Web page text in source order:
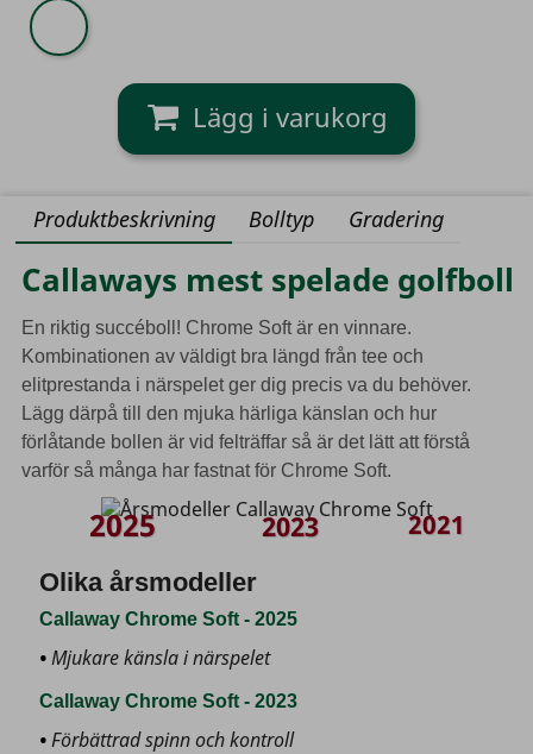
Stripe
TruTrack
USA
Produktbeskrivning Bolltyp Gradering
Callaways mest spelade golfboll
En riktig succéboll! Chrome Soft är en vinnare.
Kombinationen av väldigt bra längd från tee och
elitprestanda i närspelet ger dig precis va du behöver.
Lägg därpå till den mjuka härliga känslan och hur
förlåtande bollen är vid felträffar så är det lätt att förstå
varför så många har fastnat för Chrome Soft.
2025 2023 2021
Olika årsmodeller
Callaway Chrome Soft - 2025
Mjukare känsla i närspelet
Callaway Chrome Soft - 2023
Förbättrad spinn och kontroll